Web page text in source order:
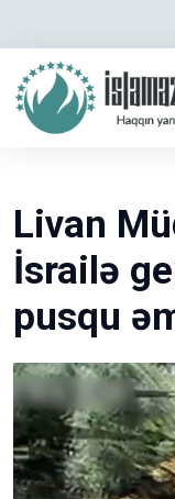
Livan
İsrailə
pusqu